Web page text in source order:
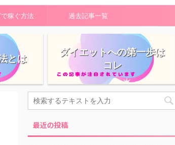
稼ぐ方法 過去記事一覧
とは
ダイエットへの第一歩は
コレ
最近の投稿